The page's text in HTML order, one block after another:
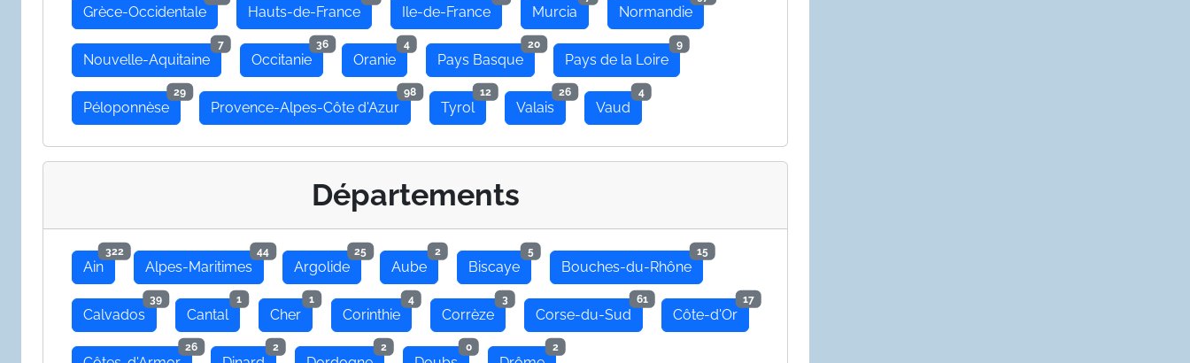
Grèce-Occidentale Hauts-de-France Ile-de-France Murcia Normandie
Nouvelle-Aquitaine
7
Occitanie
36
Oranie
4
Pays Basque
20
Pays de la Loire
9
Péloponnèse
29
Provence-Alpes-Côte d'Azur
98
Tyrol
12
Valais
26
Vaud
4
Départements
Ain
322
Alpes-Maritimes
44
Argolide
25
Aube
2
Biscaye
5
Bouches-du-Rhône
15
Calvados
39
Cantal
1
Cher
1
Corinthie
4
Corrèze
3
Corse-du-Sud
61
Côte-d'Or
17
26 2 2 0 2